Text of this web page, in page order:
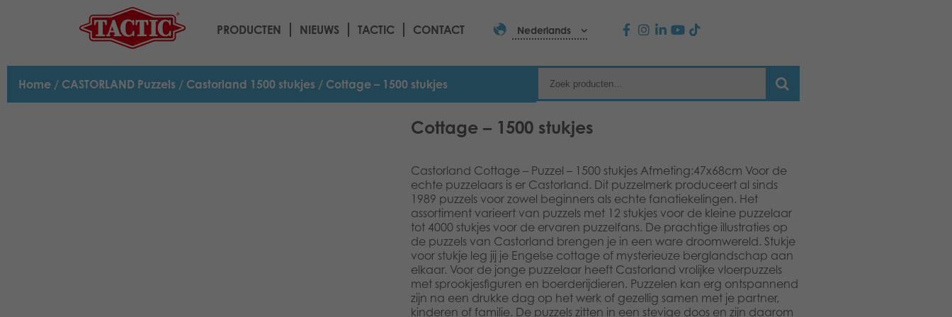
PRODUCTEN NIEUWS TACTIC CONTACT Nederlands
Home / CASTORLAND Puzzels / Castorland 1500 stukjes / Cottage – 1500 stukjes
Cottage – 1500 stukjes
Castorland Cottage – Puzzel – 1500 stukjes Afmeting:47x68cm Voor de
echte puzzelaars is er Castorland. Dit puzzelmerk produceert al sinds
1989 puzzels voor zowel beginners als echte fanatiekelingen. Het
assortiment varieert van puzzels met 12 stukjes voor de kleine puzzelaar
tot 4000 stukjes voor de ervaren puzzelfans. De prachtige illustraties op
de puzzels van Castorland brengen je in een ware droomwereld. Stukje
voor stukje leg jij je Engelse cottage of mysterieuze berglandschap aan
elkaar. Voor de jonge puzzelaar heeft Castorland vrolijke vloerpuzzels
met sprookjesfiguren en boerderijdieren. Puzzelen kan erg ontspannend
zijn na een drukke dag op het werk of gezellig samen met je partner,
kinderen of familie. De puzzels zitten in een stevige doos en zijn daarom